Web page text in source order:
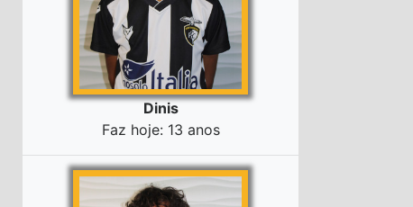
Dinis
Faz hoje: 13 anos